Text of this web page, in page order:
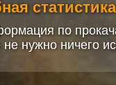
по
нужно ничего